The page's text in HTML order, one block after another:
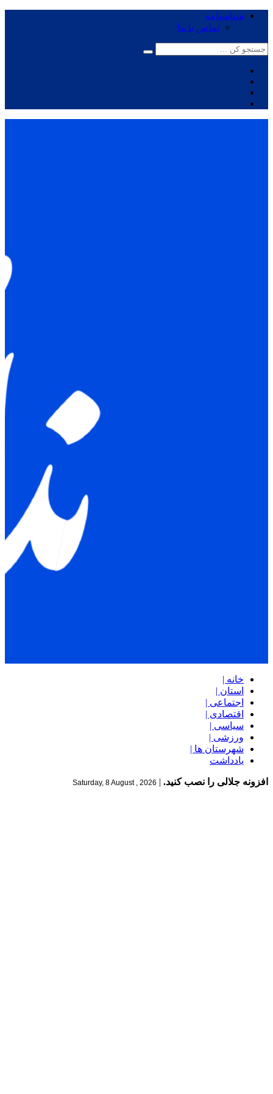
شناسنامه
تماس با ما
خانه |
استان |
اجتماعی |
اقتصادی |
سیاسی |
ورزشی |
شهرستان ها |
یادداشت
افزونه جلالی را نصب کنید. |
Saturday, 8 August , 2026